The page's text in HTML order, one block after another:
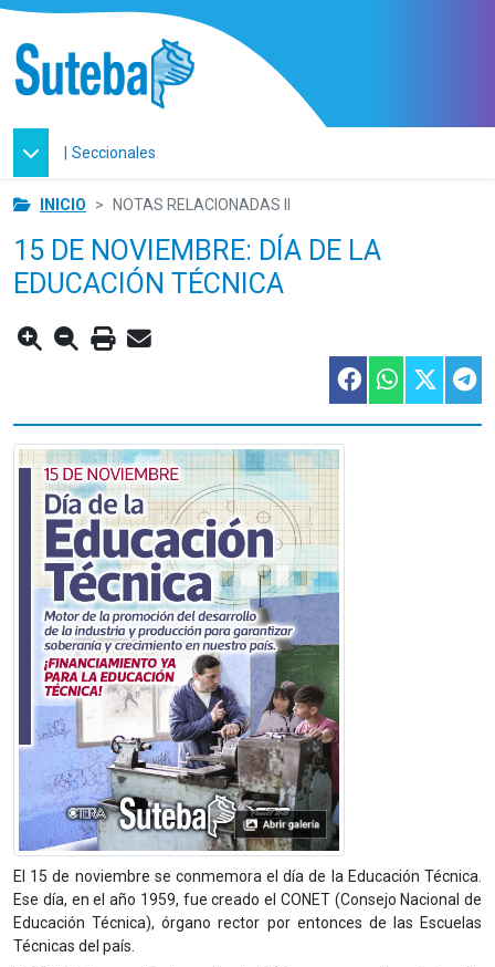
| Seccionales
INICIO NOTAS RELACIONADAS II
15 DE NOVIEMBRE: DÍA DE LA
EDUCACIÓN TÉCNICA
El 15 de noviembre se conmemora el día de la Educación Técnica.
Ese día, en el año 1959, fue creado el CONET (Consejo Nacional de
Educación Técnica), órgano rector por entonces de las Escuelas
Técnicas del país.